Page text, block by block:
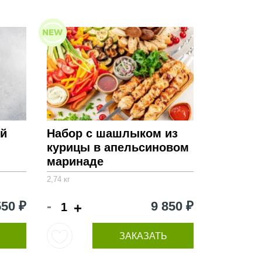
₽
Набор с шашлыком из
курицы в апельсиновом
маринаде
2,74 кг
- + 9 850 ₽
ЗАКАЗАТЬ